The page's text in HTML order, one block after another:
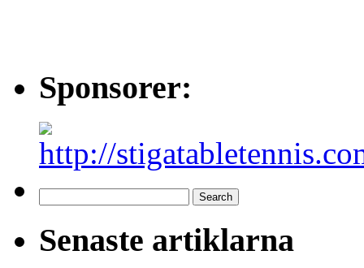
Sponsorer:
for:
Senaste artiklarna